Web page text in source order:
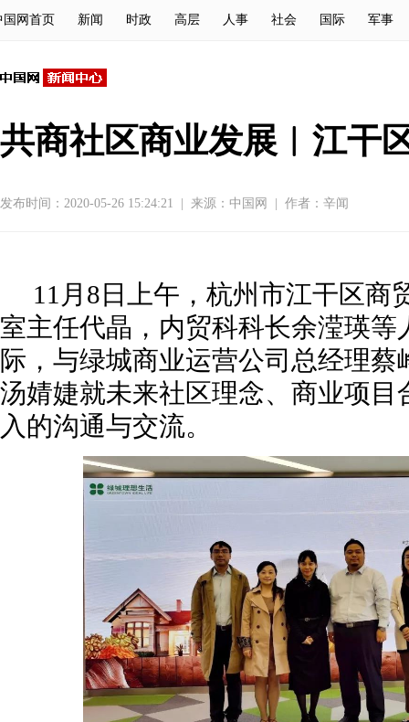
国网首页 新闻 时政 高层 人事 社会 国际 军事
共商社区商业发展︱江干
发布时间：2020-05-26 15:24:21 来源： 中国网 作者：辛闻
11月8日上午，杭州市江干区商
室主任代晶，内贸科科长余滢瑛等
际，与绿城商业运营公司总经理
汤婧婕就未来社区理念、商业项目
入的沟通与交流。